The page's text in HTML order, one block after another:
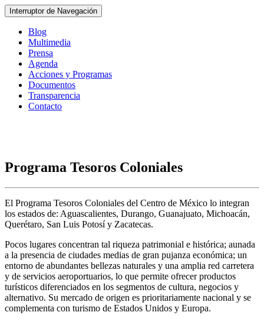
Interruptor de Navegación
Blog
Multimedia
Prensa
Agenda
Acciones y Programas
Documentos
Transparencia
Contacto
Programa Tesoros Coloniales
El Programa Tesoros Coloniales del Centro de México lo integran
los estados de: Aguascalientes, Durango, Guanajuato, Michoacán,
Querétaro, San Luis Potosí y Zacatecas.
Pocos lugares concentran tal riqueza patrimonial e histórica; aunada
a la presencia de ciudades medias de gran pujanza económica; un
entorno de abundantes bellezas naturales y una amplia red carretera
y de servicios aeroportuarios, lo que permite ofrecer productos
turísticos diferenciados en los segmentos de cultura, negocios y
alternativo. Su mercado de origen es prioritariamente nacional y se
complementa con turismo de Estados Unidos y Europa.